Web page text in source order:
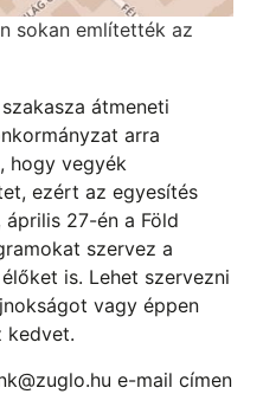
sokan említették az
átmeneti
arra
hogy vegyék
ezért az egyesítés
27-én a Föld
szervez a
is. Lehet szervezni
vagy éppen
kedvet.
e-mail címen